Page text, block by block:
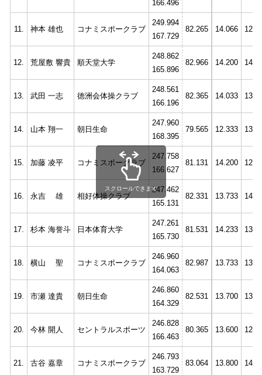
166.496
11. 神本 雄也 コナミスポークラブ
249.994
167.729
82.265 14.066
12. 荒屋敷 響貴 順天堂大学
248.862
165.896
82.966 14.200
13. 武田 一志 徳洲会体操クラブ
248.561
166.196
82.365 14.033
14. 山本 翔一 朝日生命
247.960
168.395
79.565 12.333
15. 加藤 凌平 コナミスポークラブ
247.758
166.627
81.131 14.200
16. 永吉 雄 相好体操クラブ
247.462
165.131
82.331 13.733
17. 杉本 海誉斗 日本体育大学
247.261
165.730
81.531 14.233
18. 横山 聖 コナミスポークラブ
246.960
164.063
82.987 13.733
19. 市瀬 達貴 朝日生命
246.860
164.329
82.531 13.700
20. 今林 開人 セントラルスポーツ
246.828
166.463
80.365 13.600
21. 古谷 嘉章 コナミスポークラブ
246.793
163.729
83.064 13.800
スクロールできます